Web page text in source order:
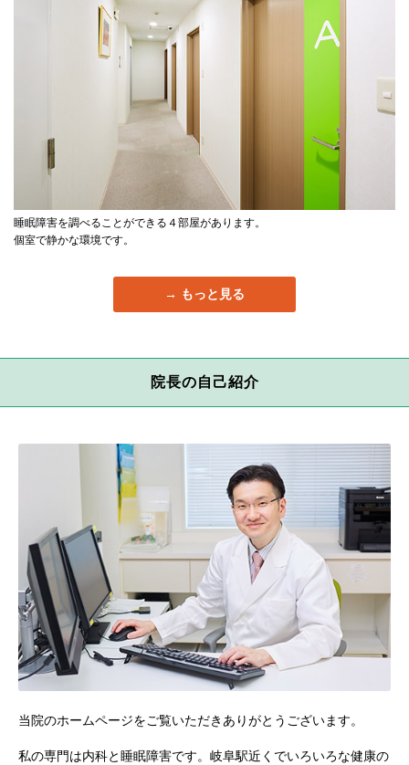
睡眠障害を調べることができる４部屋があります。
個室で静かな環境です。
もっと見る
院長の自己紹介
当院のホームページをご覧いただきありがとうございます。
私の専門は内科と睡眠障害です。岐阜駅近くでいろいろな健康の